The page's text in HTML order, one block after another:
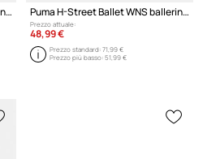
Puma H-Street Ballet WNS ballerine Puma H-Street Ballet WNS ballerine
Prezzo attuale:
48,99 €
Prezzo standard:71,99 €
Prezzo più basso:51,99 €